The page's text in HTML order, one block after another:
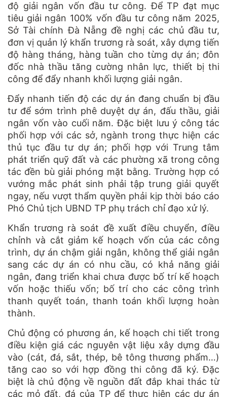
độ giải ngân vốn đầu tư công. Để TP đạt mục
tiêu giải ngân 100% vốn đầu tư công năm 2025,
Sở Tài chính Đà Nẵng đề nghị các chủ đầu tư,
đơn vị quản lý khẩn trương rà soát, xây dựng tiến
độ hàng tháng, hàng tuần cho từng dự án; đôn
đốc nhà thầu tăng cường nhân lực, thiết bị thi
công để đẩy nhanh khối lượng giải ngân.
Đẩy nhanh tiến độ các dự án đang chuẩn bị đầu
tư để sớm trình phê duyệt dự án, đấu thầu, giải
ngân vốn vào cuối năm. Đặc biệt lưu ý công tác
phối hợp với các sở, ngành trong thực hiện các
thủ tục đầu tư dự án; phối hợp với Trung tâm
phát triển quỹ đất và các phường xã trong công
tác đền bù giải phóng mặt bằng. Trường hợp có
vướng mắc phát sinh phải tập trung giải quyết
ngay, nếu vượt thẩm quyền phải kịp thời báo cáo
Phó Chủ tịch UBND TP phụ trách chỉ đạo xử lý.
Khẩn trương rà soát đề xuất điều chuyển, điều
chỉnh và cắt giảm kế hoạch vốn của các công
trình, dự án chậm giải ngân, không thể giải ngân
sang các dự án có nhu cầu, có khả năng giải
ngân, đang triển khai chưa được bố trí kế hoạch
vốn hoặc thiếu vốn; bố trí cho các công trình
thanh quyết toán, thanh toán khối lượng hoàn
thành.
Chủ động có phương án, kế hoạch chi tiết trong
điều kiện giá các nguyên vật liệu xây dựng đầu
vào (cát, đá, sắt, thép, bê tông thương phẩm…)
tăng cao so với hợp đồng thi công đã ký. Đặc
biệt là chủ động về nguồn đất đắp khai thác từ
các mỏ đất, đá của TP để thực hiện các dự án